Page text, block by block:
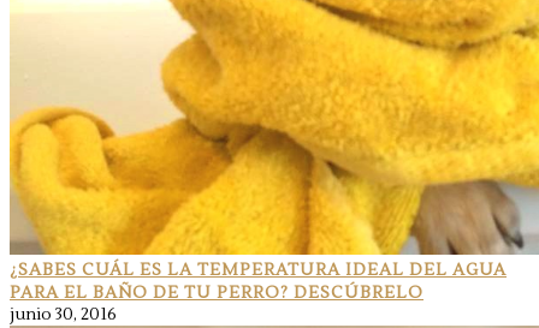
¿SABES CUÁL ES LA TEMPERATURA IDEAL DEL AGUA
PARA EL BAÑO DE TU PERRO? DESCÚBRELO
junio 30, 2016